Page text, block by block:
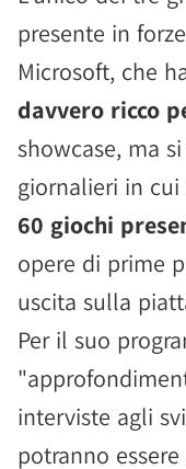
presente in
Microsoft, che
davvero ricco
showcase, ma
giornalieri in
60 giochi
opere di prime
uscita sulla
Per il suo
interviste agli
potranno